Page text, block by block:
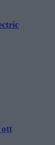
ott